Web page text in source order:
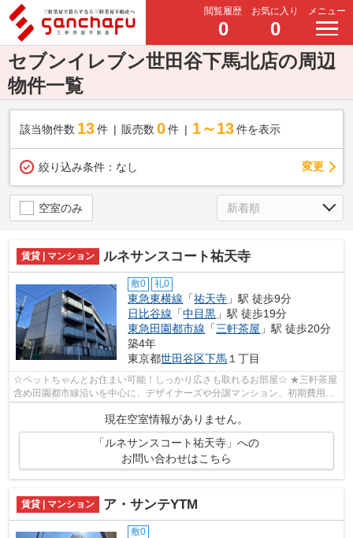
閲覧履歴
0
お気に入り
0
メニュー
セブンイレブン世田谷下馬北店の周辺
物件一覧
該当物件数 13件 販売数 0 件 1～13 件を表示
絞り込み条件： なし 変更
空室のみ
賃貸 | マンション ルネサンスコート祐天寺
敷0 礼0
東急東横線 「祐天寺 」駅 徒歩9分
日比谷線 「中目黒 」駅 徒歩19分
東急田園都市線 「三軒茶屋 」駅 徒歩20分
築4年
東京都世田谷区下馬 １丁目
☆ペットちゃんとお住まい可能！しっかり広さも取れるお部屋☆ ★三軒茶屋
含め田園都市線沿いを中心に、デザイナーズや分譲マンション、初期費用を
現在空室情報がありません。
「ルネサンスコート祐天寺」への
お問い合わせはこちら
賃貸 | マンション ア・サンテYTM
敷0